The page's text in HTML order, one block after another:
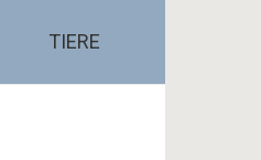
TIERE